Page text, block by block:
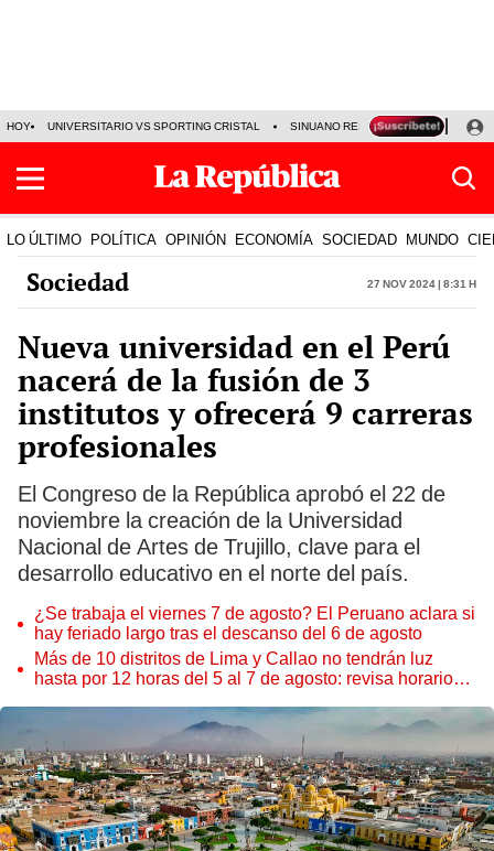
HOY UNIVERSITARIO VS SPORTING CRISTAL SINUANO RESULTADOS HOY
LO ÚLTIMO POLÍTICA OPINIÓN ECONOMÍA SOCIEDAD MUNDO
Sociedad 27 Nov 2024 | 8:31 h
Nueva universidad en el Perú
nacerá de la fusión de 3
institutos y ofrecerá 9 carreras
profesionales
El Congreso de la República aprobó el 22 de
noviembre la creación de la Universidad
Nacional de Artes de Trujillo, clave para el
desarrollo educativo en el norte del país.
¿Se trabaja el viernes 7 de agosto? El Peruano aclara si
hay feriado largo tras el descanso del 6 de agosto
Más de 10 distritos de Lima y Callao no tendrán luz
hasta por 12 horas del 5 al 7 de agosto: revisa horarios y